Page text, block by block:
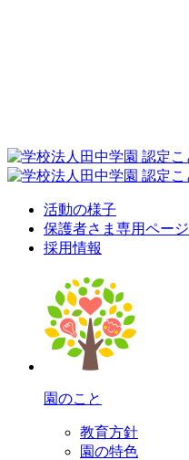
活動の様子
保護者さま専用ページ
採用情報
園のこと
教育方針
園の特色